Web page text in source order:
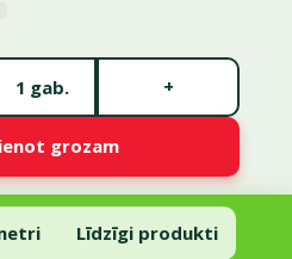
gab. +
grozam
un suņiem – Fypryst spray 2,5
Līdzīgi produkti